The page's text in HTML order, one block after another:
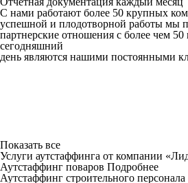
C нами работают более 50 крупных
успешной и плодотворной работы мы
партнерские отношения с более чем
сегодняшний
день являются нашими постоянными
Показать все
Услуги аутcтаффинга от компании
Аутстаффинг поваров Подробнее
Аутстаффинг строительного персонала